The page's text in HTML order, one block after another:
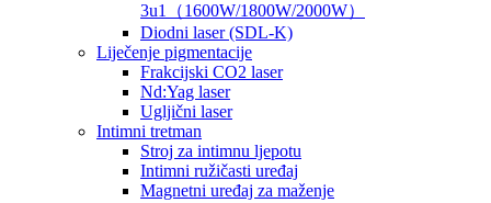
3u1（1600W/1800W/2000W）
Diodni laser (SDL-K)
Liječenje pigmentacije
Frakcijski CO2 laser
Nd:Yag laser
Ugljični laser
Intimni tretman
Stroj za intimnu ljepotu
Intimni ružičasti uređaj
Magnetni uređaj za maženje